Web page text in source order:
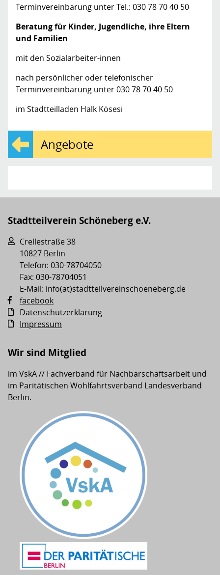
Terminvereinbarung unter Tel.: 030 78 70 40 50
Beratung für Kinder, Jugendliche, ihre Eltern
und Familien
mit den Sozialarbeiter-innen
nach persönlicher oder telefonischer
Terminvereinbarung unter 030 78 70 40 50
im Stadtteilladen Halk Kösesi
Angebote
Stadtteilverein Schöneberg e.V.
Crellestraße 38
10827 Berlin
Telefon: 030-78704050
Fax: 030-78704051
E-Mail: info(at)stadtteilvereinschoeneberg.de
facebook
Datenschutzerklärung
Impressum
Wir sind Mitglied
im VskA // Fachverband für Nachbarschaftsarbeit und
im Paritätischen Wohlfahrtsverband Landesverband
Berlin.